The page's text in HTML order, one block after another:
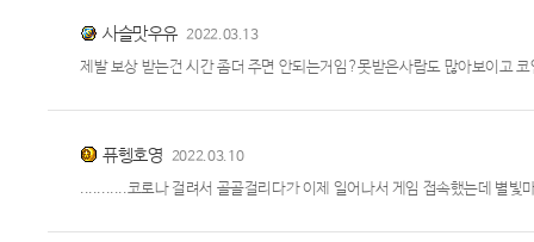
사슬맛우유 2022.03.13
제발 보상 받는건 시간 좀더 주면 안되는거임?못받은사람도 많아보이고
퓨헹호영 2022.03.10
...........코로나 걸려서 골골걸리다가 이제 일어나서 게임 접속했는데 별